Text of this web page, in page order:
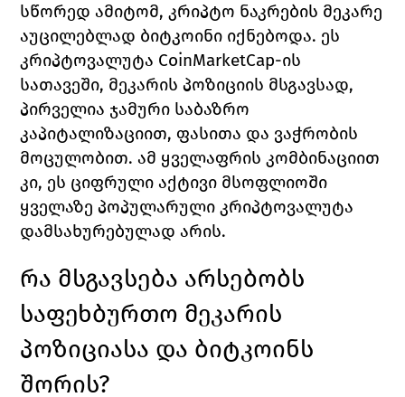
სწორედ ამიტომ, კრიპტო ნაკრების მეკარე
აუცილებლად ბიტკოინი იქნებოდა. ეს
კრიპტოვალუტა CoinMarketCap-ის
სათავეში, მეკარის პოზიციის მსგავსად,
პირველია ჯამური საბაზრო
კაპიტალიზაციით, ფასითა და ვაჭრობის
მოცულობით. ამ ყველაფრის კომბინაციით
კი, ეს ციფრული აქტივი მსოფლიოში
ყველაზე პოპულარული კრიპტოვალუტა
დამსახურებულად არის.
რა მსგავსება არსებობს
საფეხბურთო მეკარის
პოზიციასა და ბიტკოინს
შორის?